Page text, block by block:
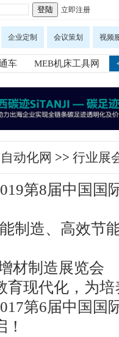
立即注册
企业定制 会议策划 视频
车 MEB机床工具网
动化网 >> 行业展
第8届中国国
制造、高效节
材制造展览会
育现代化，为
第6届中国